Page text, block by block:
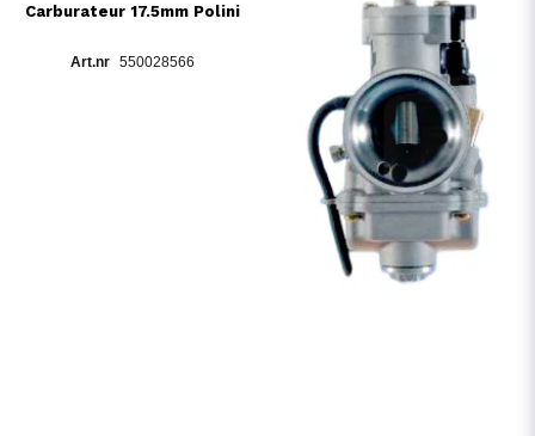
Carburateur 17.5mm Polini
550028566